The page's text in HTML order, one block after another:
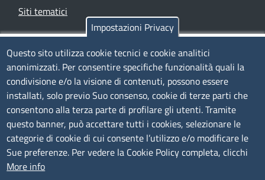
Siti tematici
TRASPARENZA
Albo Online
Amministrazione trasparente
Bandi e concorsi
Segnalazioni Whistleblowing
Accessibilità
IBAN e pagamenti informatici
Impostazioni Privacy
Questo sito utilizza cookie tecnici e cookie analitici
anonimizzati. Per consentire specifiche funzionalità quali la
condivisione e/o la visione di contenuti, possono essere
installati, solo previo Suo consenso, cookie di terze parti che
consentono alla terza parte di profilare gli utenti. Tramite
questo banner, può accettare tutti i cookies, selezionare le
categorie di cookie di cui consente l’utilizzo e/o modificare le
Sue preferenze. Per vedere la Cookie Policy completa, clicchi
More info